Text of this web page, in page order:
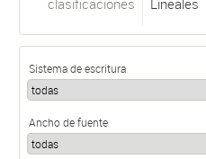
clasificaciones Lineales
Sistema de escritura
Ancho de fuente